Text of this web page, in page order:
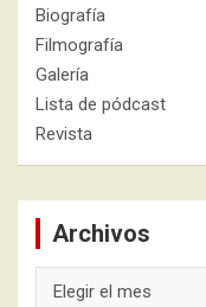
Biografía
Filmografía
Galería
Lista de pódcast
Revista
Archivos